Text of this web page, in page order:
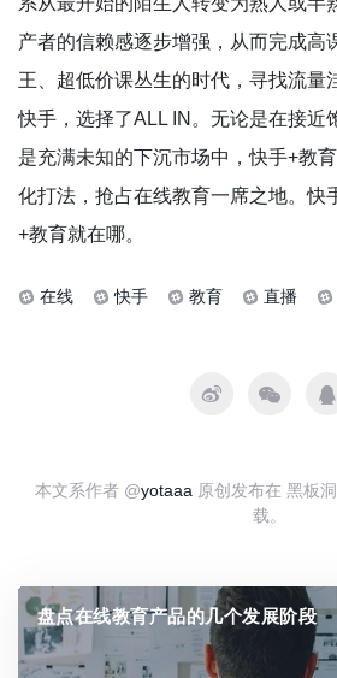
产者的信赖感逐步增强，从而完成高
王、超低价课丛生的时代，寻找流量
快手，选择了ALL IN。无论是在接近
是充满未知的下沉市场中，快手+教
化打法，抢占在线教育一席之地。快
+教育就在哪。
在线 快手 教育 直播
本文系作者 @yotaaa 原创发布在 黑板
载。
盘点在线教育产品的几个发展阶段